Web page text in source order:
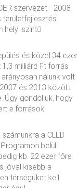
szervezet - 2008
területfejlesztési
helyi szintű
és közel 34 ezer
milliárd Ft forrás
nálunk volt
és 2013 között
Úgy gondoljuk, hogy
e források
a CLLD
belüli
kb. 22 ezer főre
jóval kisebb a
térségüket kell